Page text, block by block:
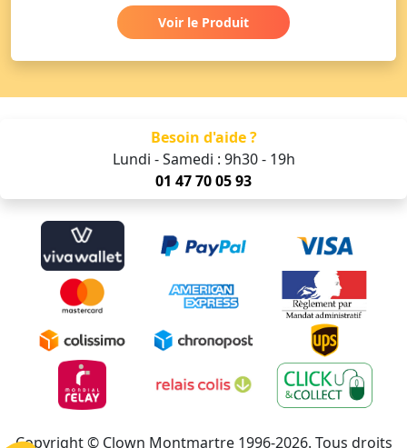
Voir le Produit
Besoin d'aide ?
Lundi - Samedi : 9h30 - 19h
01 47 70 05 93
Copyright © Clown Montmartre 1996-2026. Tous droits